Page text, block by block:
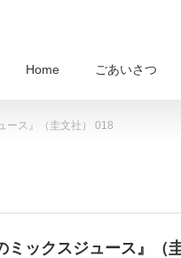
Home ごあいさつ
ース』（圭文社） 018
ミックスジュース』（